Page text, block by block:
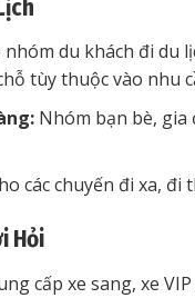
du khách đi du
tùy thuộc vào nhu
Nhóm bạn bè, gia
các chuyến đi xa, đi
Hỏi
cấp xe sang, xe